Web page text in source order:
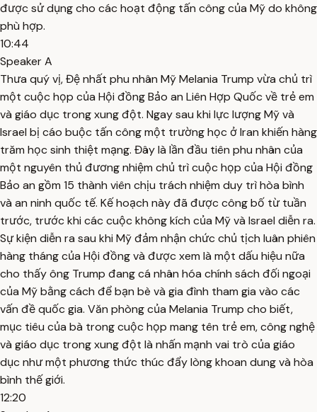
được sử dụng cho các hoạt động tấn công của Mỹ do không
phù hợp.
10:44
Speaker A
Thưa quý vị, Đệ nhất phu nhân Mỹ Melania Trump vừa chủ trì
một cuộc họp của Hội đồng Bảo an Liên Hợp Quốc về trẻ em
và giáo dục trong xung đột. Ngay sau khi lực lượng Mỹ và
Israel bị cáo buộc tấn công một trường học ở Iran khiến hàng
trăm học sinh thiệt mạng. Đây là lần đầu tiên phu nhân của
một nguyên thủ đương nhiệm chủ trì cuộc họp của Hội đồng
Bảo an gồm 15 thành viên chịu trách nhiệm duy trì hòa bình
và an ninh quốc tế. Kế hoạch này đã được công bố từ tuần
trước, trước khi các cuộc không kích của Mỹ và Israel diễn ra.
Sự kiện diễn ra sau khi Mỹ đảm nhận chức chủ tịch luân phiên
hàng tháng của Hội đồng và được xem là một dấu hiệu nữa
cho thấy ông Trump đang cá nhân hóa chính sách đối ngoại
của Mỹ bằng cách để bạn bè và gia đình tham gia vào các
vấn đề quốc gia. Văn phòng của Melania Trump cho biết,
mục tiêu của bà trong cuộc họp mang tên trẻ em, công nghệ
và giáo dục trong xung đột là nhấn mạnh vai trò của giáo
dục như một phương thức thúc đẩy lòng khoan dung và hòa
bình thế giới.
12:20